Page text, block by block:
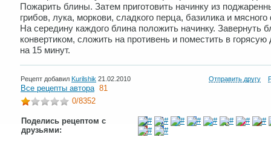
Пожарить блины. Затем приготовить начинку из
грибов, лука, моркови, сладкого перца, базилика и
На середину каждого блина положить начинку. Завернуть
конвертиком, сложить на противень и поместить в горясую
на 15 минут.
Рецепт добавил Kurilshik 21.02.2010 Отправить другу
Все рецепты автора 81
0/8352
Поделись рецептом с
друзьями: